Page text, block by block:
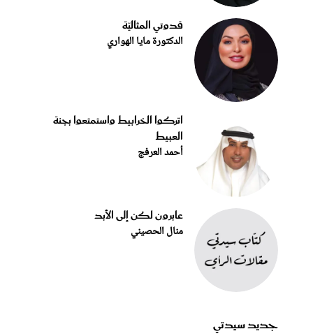
قدوتي المثاليّة
الدكتورة مايا الهواري
اتركوا الخرابيط واستمتعوا بجنة
العبيط
أحمد العرفج
عابرون لكن إلى الأبد
منال الحصيني
جديد سيدتي